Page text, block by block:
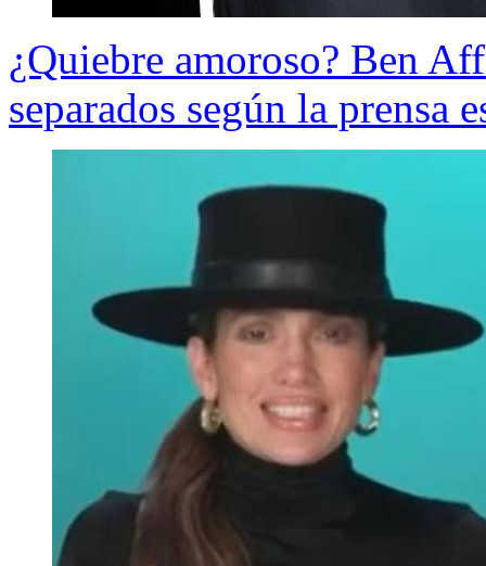
¿Quiebre amoroso? Ben
separados según la prensa